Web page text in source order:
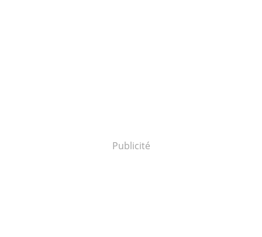
Publicité